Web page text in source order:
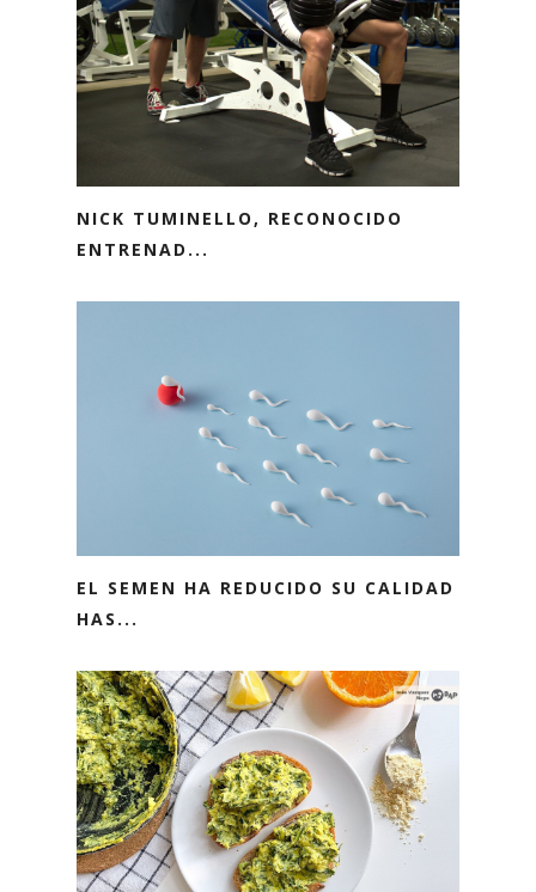
NICK TUMINELLO, RECONOCIDO
ENTRENAD...
EL SEMEN HA REDUCIDO SU CALIDAD
HAS...